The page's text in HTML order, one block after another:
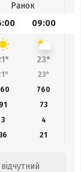
Ранок
09:00
23°
23°
760
91 73
3
4
21